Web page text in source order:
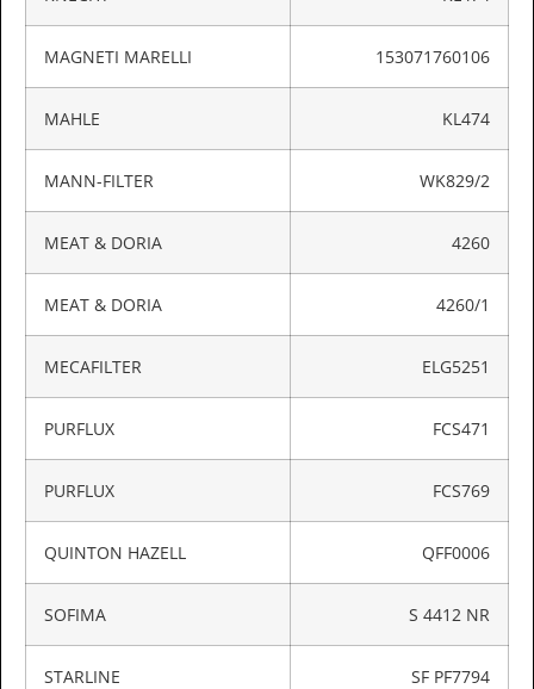
MAGNETI MARELLI 153071760106
MAHLE KL474
MANN-FILTER WK829/2
MEAT & DORIA 4260
MEAT & DORIA 4260/1
MECAFILTER ELG5251
PURFLUX FCS471
PURFLUX FCS769
QUINTON HAZELL QFF0006
SOFIMA S 4412 NR
STARLINE SF PF7794